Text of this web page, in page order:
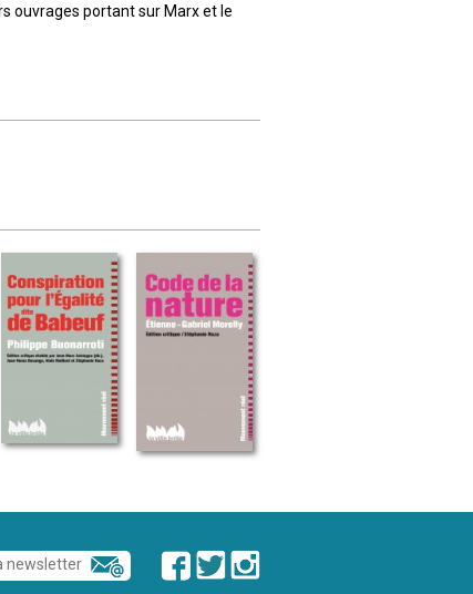
ouvrages portant sur Marx et le